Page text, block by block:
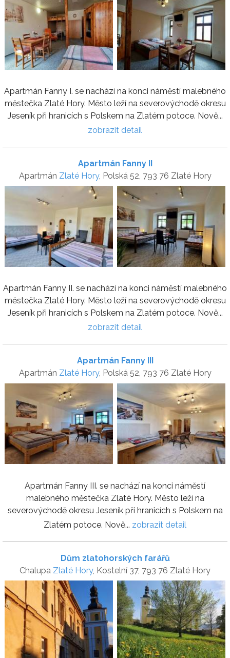
Apartmán Fanny I. se nachází na konci náměstí malebného
městečka Zlaté Hory. Město leží na severovýchodě okresu
Jeseník při hranicích s Polskem na Zlatém potoce. Nově...
zobrazit detail
Apartmán Fanny II
Apartmán Zlaté Hory, Polská 52, 793 76 Zlaté Hory
Apartmán Fanny II. se nachází na konci náměstí malebného
městečka Zlaté Hory. Město leží na severovýchodě okresu
Jeseník při hranicích s Polskem na Zlatém potoce. Nově...
zobrazit detail
Apartmán Fanny III
Apartmán Zlaté Hory, Polská 52, 793 76 Zlaté Hory
Apartmán Fanny III. se nachází na konci náměstí
malebného městečka Zlaté Hory. Město leží na
severovýchodě okresu Jeseník při hranicích s Polskem na
Zlatém potoce. Nově... zobrazit detail
Dům zlatohorských farářů
Chalupa Zlaté Hory, Kostelní 37, 793 76 Zlaté Hory